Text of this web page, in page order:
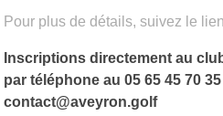
Pour plus de détails, suivez le
Inscriptions directement au
par téléphone au 05 65 45 70
contact@aveyron.golf